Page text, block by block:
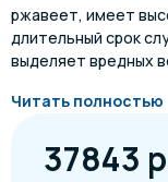
ржавеет, имеет
длительный срок
выделяет вредных
Читать полностью
37843